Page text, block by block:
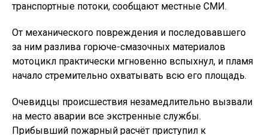
транспортные потоки, сообщают местные СМИ.
От механического повреждения и последовавшего
за ним разлива горюче-смазочных материалов
мотоцикл практически мгновенно вспыхнул, и пламя
начало стремительно охватывать всю его площадь.
Очевидцы происшествия незамедлительно вызвали
на место аварии все экстренные службы.
Прибывший пожарный расчёт приступил к